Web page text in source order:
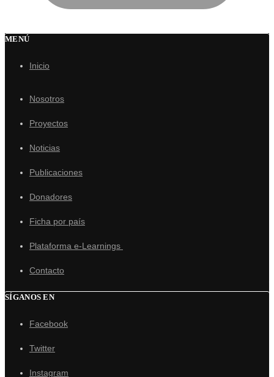
MENÚ
Inicio
Nosotros
Proyectos
Noticias
Publicaciones
Donadores
Ficha por país
Plataforma e-Learnings
Contacto
SÍGANOS EN
Facebook
Twitter
Instagram